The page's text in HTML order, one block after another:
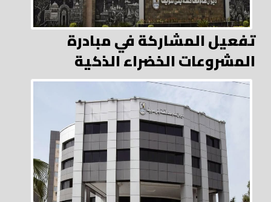
تفعيل المشاركة في مبادرة
المشروعات الخضراء الذكية